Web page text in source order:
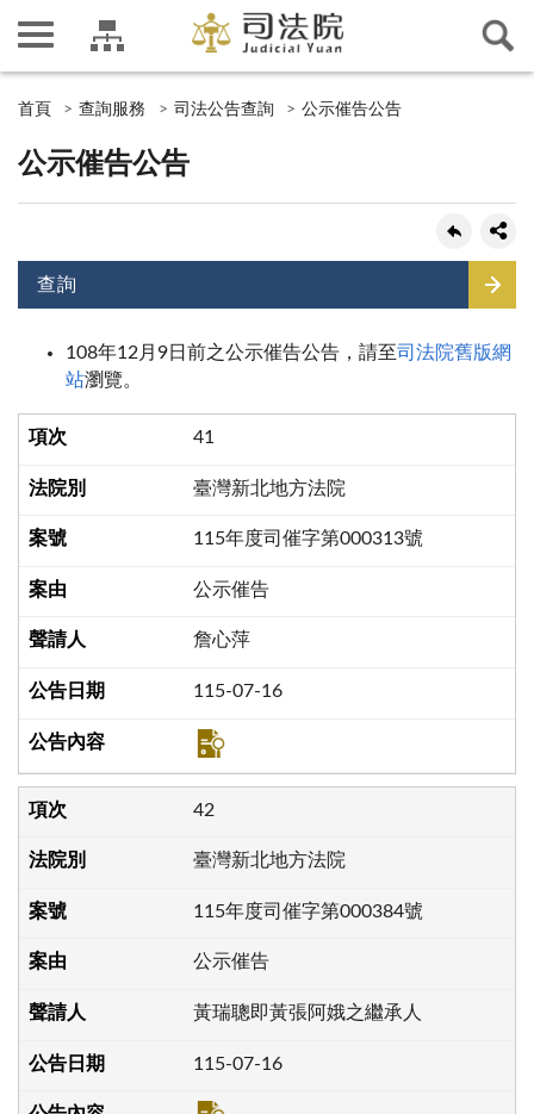
首頁 查詢服務 司法公告查詢 公示催告公告
公示催告公告
查詢
108年12月9日前之公示催告公告，請至司法院舊版網
站瀏覽。
41
臺灣新北地方法院
115年度司催字第000313號
公示催告
詹心萍
115-07-16
42
臺灣新北地方法院
115年度司催字第000384號
公示催告
黃瑞聰即黃張阿娥之繼承人
115-07-16